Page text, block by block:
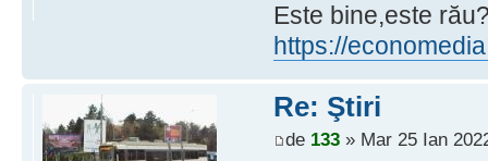
Este bine,este
https://
Re: Ştiri
de 133» Mar 25 Ian